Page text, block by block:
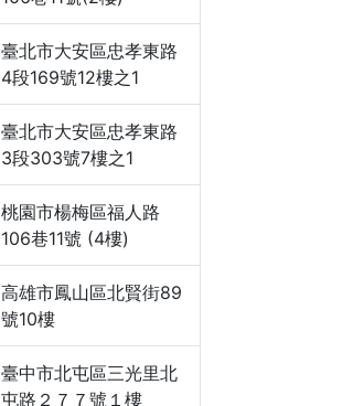
臺北市大安區忠孝東路
4段169號12樓之1
臺北市大安區忠孝東路
3段303號7樓之1
桃園市楊梅區福人路
106巷11號 (4樓)
高雄市鳳山區北賢街89
號10樓
臺中市北屯區三光里北
屯路２７７號１樓